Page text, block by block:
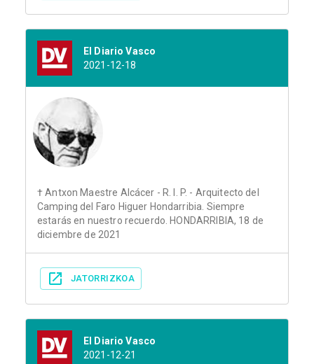
El Diario Vasco
2021-12-18
† Antxon Maestre Alcácer - R. I. P. - Arquitecto del
Camping del Faro Higuer Hondarribia. Siempre
estarás en nuestro recuerdo. HONDARRIBIA, 18 de
diciembre de 2021
JATORRIZKOA
El Diario Vasco
2021-12-21